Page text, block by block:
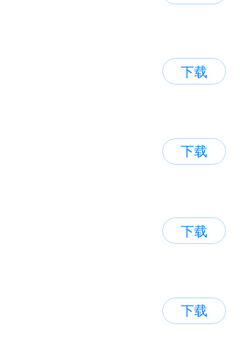
下载
下载
下载
下载